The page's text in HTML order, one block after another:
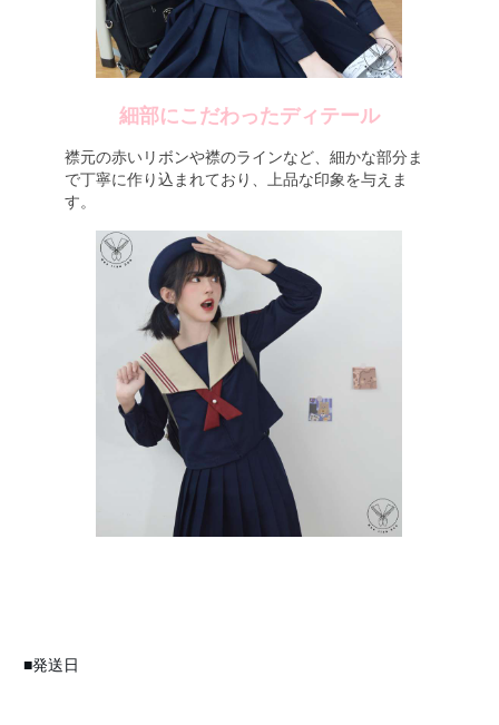
細部にこだわったディテール
襟元の赤いリボンや襟のラインなど、細かな部分ま
で丁寧に作り込まれており、上品な印象を与えま
す。
■発送日